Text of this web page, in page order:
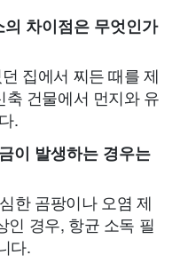
차이점은 무엇인가
집에서 찌든 때를 제
건물에서 먼지와 유
.
이 발생하는 경우는
한 곰팡이나 오염 제
인 경우, 항균 소독 필
다.